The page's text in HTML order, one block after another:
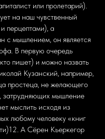
или пролетарий).
на наш чувственный
перцептами), а
c мышлением, он является
В первую очередь
пишет) и можно назвать
Кузанский, например,
простеца, не желающего
затрудняющих мышление
мыслить исходя из
любому человеку «книг
А Сёрен Кьеркегор